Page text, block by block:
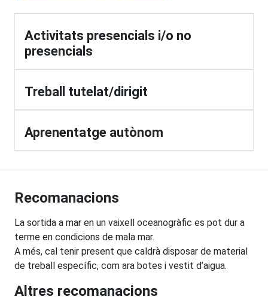
Activitats presencials i/o no
presencials
Treball tutelat/dirigit
Aprenentatge autònom
Recomanacions
La sortida a mar en un vaixell oceanogràfic es pot dur a
terme en condicions de mala mar.
A més, cal tenir present que caldrà disposar de material
de treball específic, com ara botes i vestit d’aigua.
Altres recomanacions